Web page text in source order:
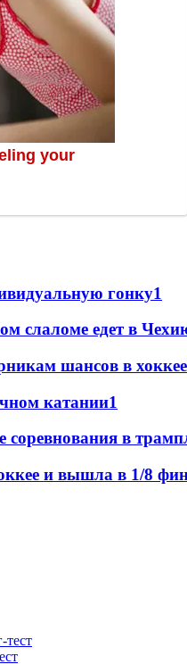
гонку1
слаломе едет в
шансов в хоккее
катании1
в
и вышла в 1/8